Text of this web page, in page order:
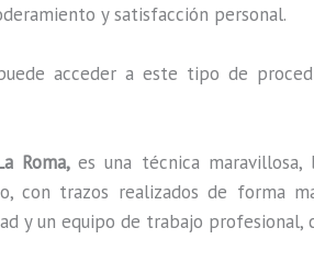
y satisfacción personal.
acceder a este tipo de
Roma,es una técnica maravillosa,
con trazos realizados de forma
y un equipo de trabajo